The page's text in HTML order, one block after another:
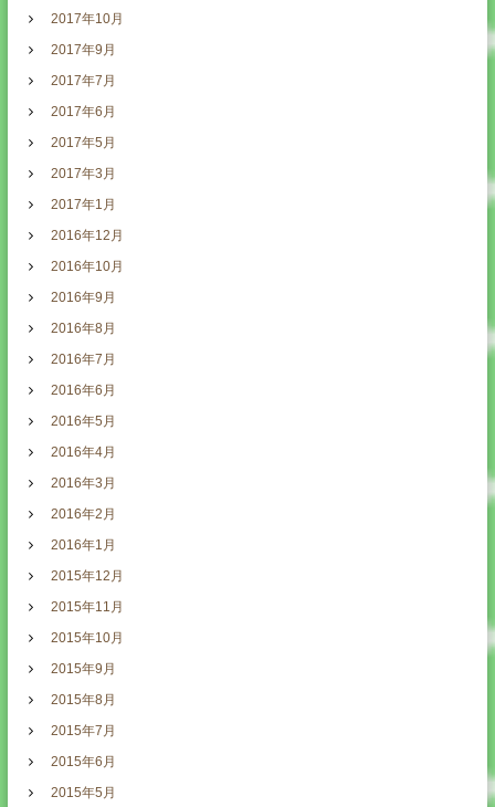
2017年10月
2017年9月
2017年7月
2017年6月
2017年5月
2017年3月
2017年1月
2016年12月
2016年10月
2016年9月
2016年8月
2016年7月
2016年6月
2016年5月
2016年4月
2016年3月
2016年2月
2016年1月
2015年12月
2015年11月
2015年10月
2015年9月
2015年8月
2015年7月
2015年6月
2015年5月